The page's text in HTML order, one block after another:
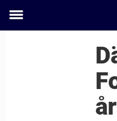
Toggle